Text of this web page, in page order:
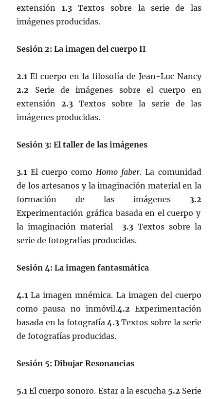
extensión 1.3Textos sobre la serie de las
imágenes producidas.
Sesión 2: La imagen del cuerpo II
2.1 El cuerpo en la filosofía de Jean-Luc Nancy
2.2 Serie de imágenes sobre el cuerpo en
extensión2.3 Textos sobre la serie de las
imágenes producidas.
Sesión 3: El taller de las imágenes
3.1 El cuerpo comoHomo faber. La comunidad
de los artesanos y la imaginación material en la
formación de las imágenes 3.2
Experimentación gráfica basada en el cuerpo y
la imaginación material
3.3Textos sobre la
serie de fotografías producidas.
Sesión 4: La imagen fantasmática
4.1 La imagen mnémica. La imagen del cuerpo
como pausa no inmóvil.4.2Experimentación
basada en la fotografía4.3 Textos sobre la serie
de fotografías producidas.
Sesión 5: Dibujar Resonancias
5.1El cuerpo sonoro. Estar a la escucha 5.2Serie